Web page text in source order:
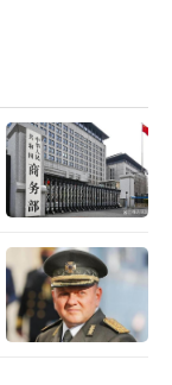
特朗普的高
第一时间将
选民、商界
益的能力。
破往往能够
调的贸易协
生产州以及